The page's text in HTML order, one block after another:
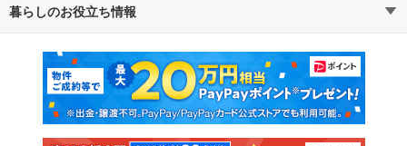
不動産・住宅
新築マンション 中古マンション
新築一戸建て 中古一戸建て
暮らしのお役立ち情報
マンションカタログ 教えて！住まいの先生